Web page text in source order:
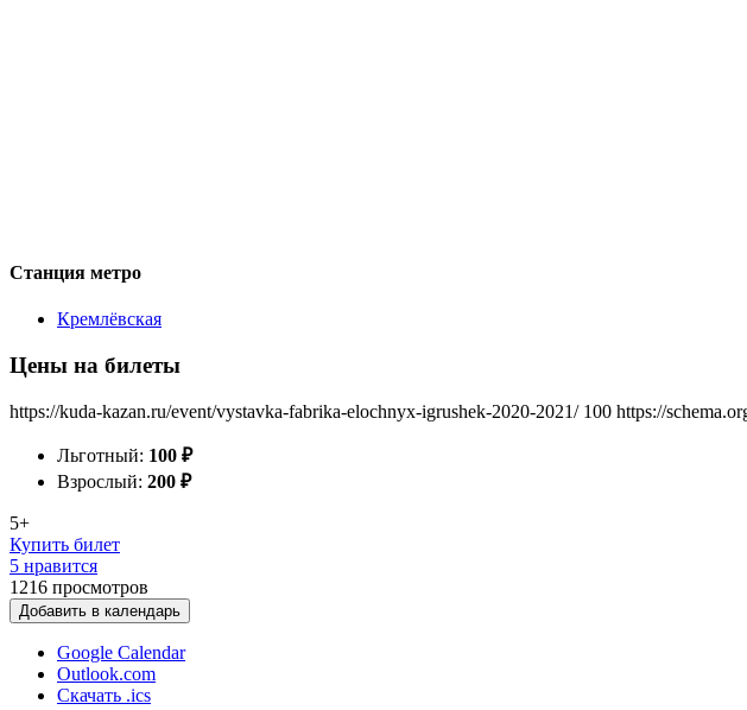
Станция метро
Кремлёвская
Цены на билеты
https://kuda-kazan.ru/event/vystavka-fabrika-elochnyx-igrushek-2020-2021/ 100 https://
Льготный: 100 ₽
Взрослый: 200 ₽
5+
Купить билет
5 нравится
1216 просмотров
Добавить в календарь
Google Calendar
Outlook.com
Скачать .ics